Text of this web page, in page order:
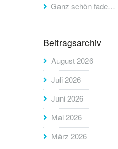
Ganz schön fade…
Beitragsarchiv
August 2026
Juli 2026
Juni 2026
Mai 2026
März 2026